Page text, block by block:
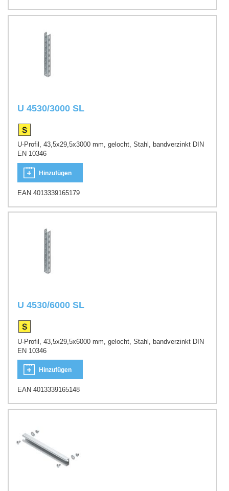
U 4530/3000 SL
U-Profil, 43,5x29,5x3000 mm, gelocht, Stahl, bandverzinkt DIN
EN 10346
Hinzufügen
EAN 4013339165179
U 4530/6000 SL
U-Profil, 43,5x29,5x6000 mm, gelocht, Stahl, bandverzinkt DIN
EN 10346
Hinzufügen
EAN 4013339165148